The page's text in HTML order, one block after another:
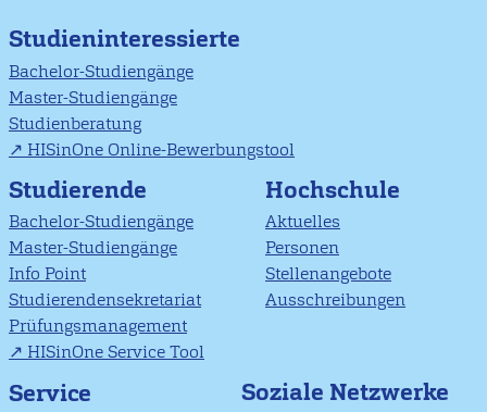
Studieninteressierte
Bachelor-Studiengänge
Master-Studiengänge
Studienberatung
HISinOne Online-Bewerbungstool
Studierende
Bachelor-Studiengänge
Master-Studiengänge
Info Point
Studierendensekretariat
Prüfungsmanagement
HISinOne Service Tool
Hochschule
Aktuelles
Personen
Stellenangebote
Ausschreibungen
Service Soziale Netzwerke